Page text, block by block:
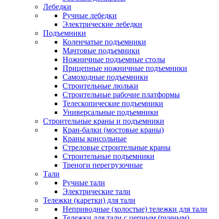
Лебедки
Ручные лебедки
Электрические лебедки
Подъемники
Коленчатые подъемники
Мачтовые подъемники
Ножничные подъемные столы
Прицепные ножничные подъемники
Самоходные подъемники
Строительные люльки
Строительные рабочие платформы
Телескопические подъемники
Универсальные подъемники
Строительные краны и подъемники
Кран-балки (мостовые краны)
Краны консольные
Стреловые строительные краны
Строительные подъемники
Треноги перегрузочные
Тали
Ручные тали
Электрические тали
Тележки (каретки) для тали
Неприводные (холостые) тележки для тали